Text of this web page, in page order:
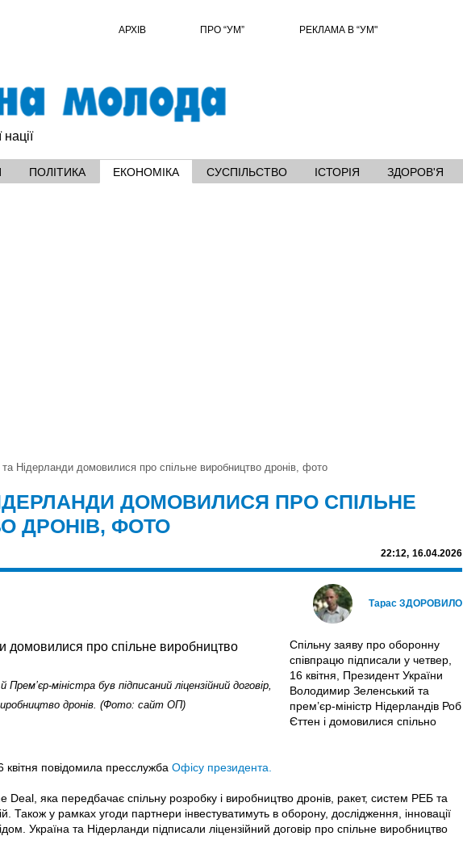
АРХІВ ПРО “УМ” РЕКЛАМА В “УМ"
ПОЛІТИКА ЕКОНОМІКА СУСПІЛЬСТВО ІСТОРІЯ ЗДОРОВ'Я
та Нідерланди домовилися про спільне виробництво дронів, фото
ДОМОВИЛИСЯ ПРО СПІЛЬНЕ
ДРОНІВ, ФОТО
22:12, 16.04.2026
Тарас ЗДОРОВИЛО
міністра був підписаний ліцензійний договір,
дронів. (Фото: сайт ОП)
Спільну заяву про оборонну
співпрацю підписали у четвер,
16 квітня, Президент України
Володимир Зеленський та
прем’єр-міністр Нідерландів Роб
Єттен і домовилися спільно
повідомила пресслужба Офісу президента.
Deal, яка передбачає спільну розробку і виробництво дронів, ракет, систем РЕБ та
Також у рамках угоди партнери інвестуватимуть в оборону, дослідження, інновації
Україна та Нідерланди підписали ліцензійний договір про спільне виробництво